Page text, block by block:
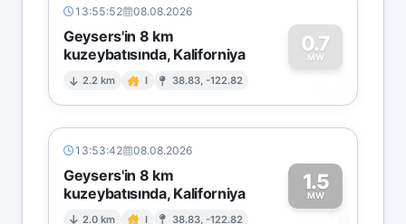
13:55:52 08.08.2026
Geysers'in 8 km
kuzeybatısında, Kaliforniya
2.2 km I 38.83, -122.82
0.7
MW
0
13:53:42 08.08.2026
Geysers'in 8 km
kuzeybatısında, Kaliforniya
2.0 km I 38.83, -122.82
1.5
MW